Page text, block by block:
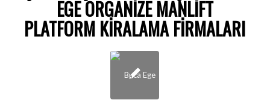
EGE ORGANIZE MANLIFT
PLATFORM KIRALAMA FIRMALARI